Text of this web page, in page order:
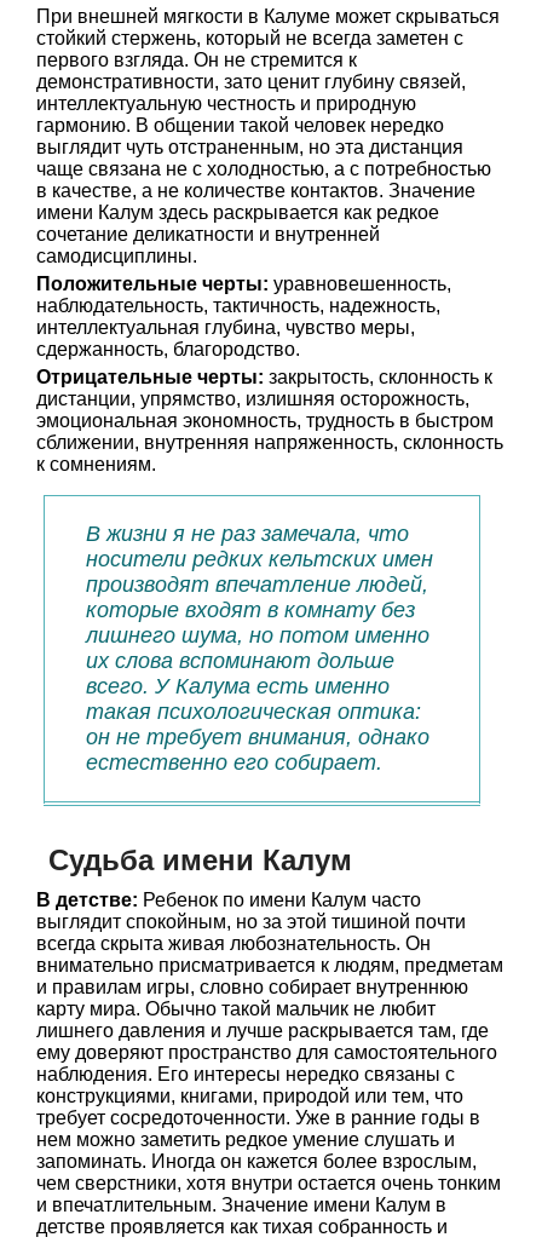
При внешней мягкости в Калуме может скрываться
стойкий стержень, который не всегда заметен с
первого взгляда. Он не стремится к
демонстративности, зато ценит глубину связей,
интеллектуальную честность и природную
гармонию. В общении такой человек нередко
выглядит чуть отстраненным, но эта дистанция
чаще связана не с холодностью, а с потребностью
в качестве, а не количестве контактов. Значение
имени Калум здесь раскрывается как редкое
сочетание деликатности и внутренней
самодисциплины.
Положительные черты: уравновешенность,
наблюдательность, тактичность, надежность,
интеллектуальная глубина, чувство меры,
сдержанность, благородство.
Отрицательные черты: закрытость, склонность к
дистанции, упрямство, излишняя осторожность,
эмоциональная экономность, трудность в быстром
сближении, внутренняя напряженность, склонность
к сомнениям.
В жизни я не раз замечала, что
носители редких кельтских имен
производят впечатление людей,
которые входят в комнату без
лишнего шума, но потом именно
их слова вспоминают дольше
всего. У Калума есть именно
такая психологическая оптика:
он не требует внимания, однако
естественно его собирает.
Судьба имени Калум
В детстве: Ребенок по имени Калум часто
выглядит спокойным, но за этой тишиной почти
всегда скрыта живая любознательность. Он
внимательно присматривается к людям, предметам
и правилам игры, словно собирает внутреннюю
карту мира. Обычно такой мальчик не любит
лишнего давления и лучше раскрывается там, где
ему доверяют пространство для самостоятельного
наблюдения. Его интересы нередко связаны с
конструкциями, книгами, природой или тем, что
требует сосредоточенности. Уже в ранние годы в
нем можно заметить редкое умение слушать и
запоминать. Иногда он кажется более взрослым,
чем сверстники, хотя внутри остается очень тонким
и впечатлительным. Значение имени Калум в
детстве проявляется как тихая собранность и